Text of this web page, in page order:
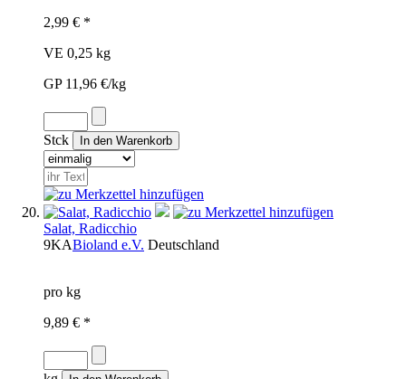
2,99 € *
VE 0,25 kg
GP 11,96 €/kg
Stck
Salat, Radicchio
9KABioland e.V. Deutschland
pro kg
9,89 € *